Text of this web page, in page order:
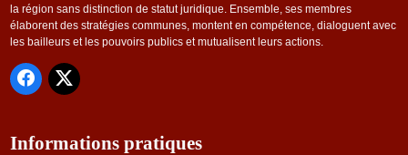
la région sans distinction de statut juridique. Ensemble, ses membres
élaborent des stratégies communes, montent en compétence, dialoguent avec
les bailleurs et les pouvoirs publics et mutualisent leurs actions.
Informations pratiques